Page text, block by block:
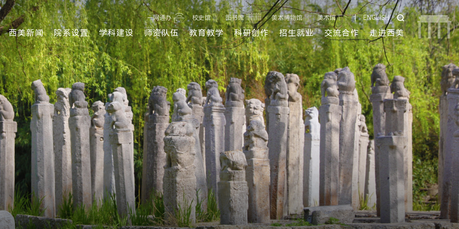
一网通办 校史馆 图书馆 美术博物馆 美术馆 ENGLISH
西美新闻 院系设置 学科建设 师资队伍 教育教学 科研创作 招生就业 交流合作 走进西美